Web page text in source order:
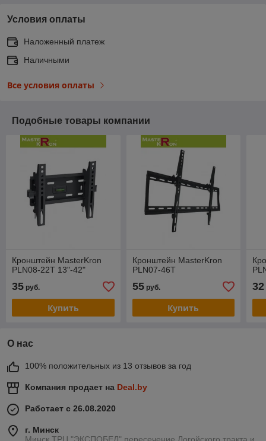
Условия оплаты
Наложенный платеж
Наличными
Все условия оплаты
Подобные товары компании
Кронштейн MasterKron
PLN08-22T 13"-42"
35 руб.
Купить
Кронштейн MasterKron
PLN07-46T
55руб.
Купить
32
О нас
100% положительных из 13 отзывов за год
Компания продает на Deal.by
Работает с 26.08.2020
г. Минск